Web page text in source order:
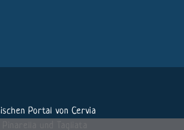
Portal von Cervia